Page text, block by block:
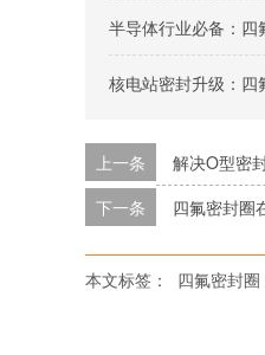
半导体行业必备：四
核电站密封升级：四
上一条
解决O型密
下一条 四氟密封圈
本文标签： 四氟密封圈